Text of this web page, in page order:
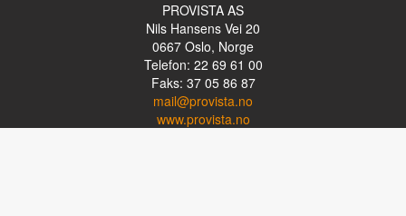
PROVISTA AS
Nils Hansens Vei 20
0667 Oslo, Norge
Telefon: 22 69 61 00
Faks: 37 05 86 87
mail@provista.no
www.provista.no